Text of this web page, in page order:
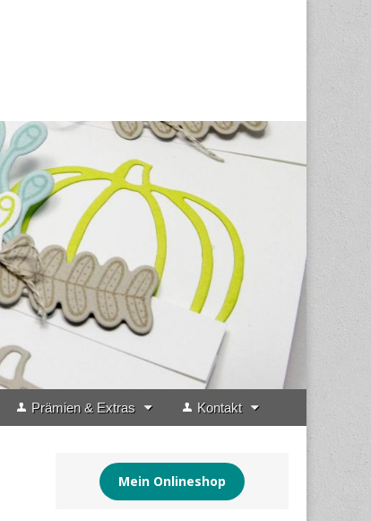
Prämien & Extras Kontakt
Mein Onlineshop